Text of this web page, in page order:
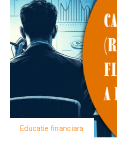
Educatie financiara